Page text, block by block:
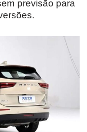
previsão para